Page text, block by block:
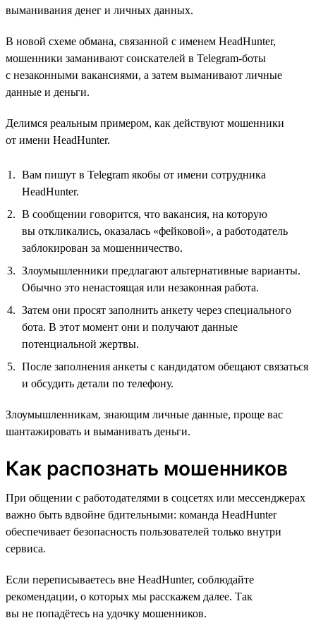
выманивания денег и личных данных.
В новой схеме обмана, связанной с именем HeadHunter,
мошенники заманивают соискателей в Telegram-боты
с незаконными вакансиями, а затем выманивают личные
данные и деньги.
Делимся реальным примером, как действуют мошенники
от имени HeadHunter.
Вам пишут в Telegram якобы от имени сотрудника
HeadHunter.
В сообщении говорится, что вакансия, на которую
вы откликались, оказалась «фейковой», а работодатель
заблокирован за мошенничество.
Злоумышленники предлагают альтернативные варианты.
Обычно это ненастоящая или незаконная работа.
Затем они просят заполнить анкету через специального
бота. В этот момент они и получают данные
потенциальной жертвы.
После заполнения анкеты с кандидатом обещают связаться
и обсудить детали по телефону.
Злоумышленникам, знающим личные данные, проще вас
шантажировать и выманивать деньги.
Как распознать мошенников
При общении с работодателями в соцсетях или мессенджерах
важно быть вдвойне бдительными: команда HeadHunter
обеспечивает безопасность пользователей только внутри
сервиса.
Если переписываетесь вне HeadHunter, соблюдайте
рекомендации, о которых мы расскажем далее. Так
вы не попадётесь на удочку мошенников.